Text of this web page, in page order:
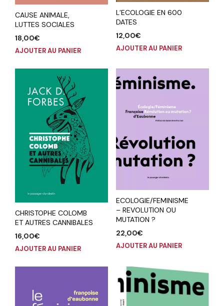
CAUSE ANIMALE,
LUTTES SOCIALES
18,00€
AJOUTER AU PANIER
L’ECOLOGIE EN 600
DATES
12,00€
AJOUTER AU PANIER
CHRISTOPHE COLOMB
ET AUTRES CANNIBALES
16,00€
AJOUTER AU PANIER
ECOLOGIE/FEMINISME
– REVOLUTION OU
MUTATION ?
22,00€
AJOUTER AU PANIER